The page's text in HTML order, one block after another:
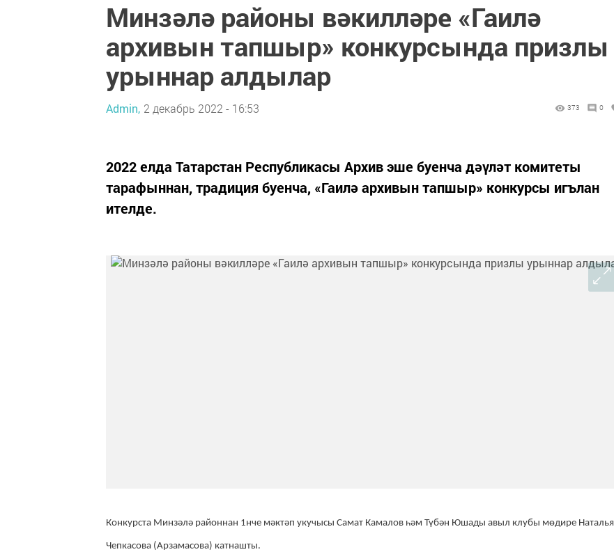
Минзәлә районы вәкилләре «Гаилә
архивын тапшыр» конкурсында призлы
урыннар алдылар
Admin, 2 декабрь 2022 - 16:53 373 0
2022 елда Татарстан Республикасы Архив эше буенча дәүләт комитеты
тарафыннан, традиция буенча, «Гаилә архивын тапшыр» конкурсы игълан
ителде.
Конкурста Минзәлә районнан 1нче мәктәп укучысы Самат Камалов һәм Түбән Юшады авыл клубы мөдире Наталья
Чепкасова (Арзамасова) катнашты.